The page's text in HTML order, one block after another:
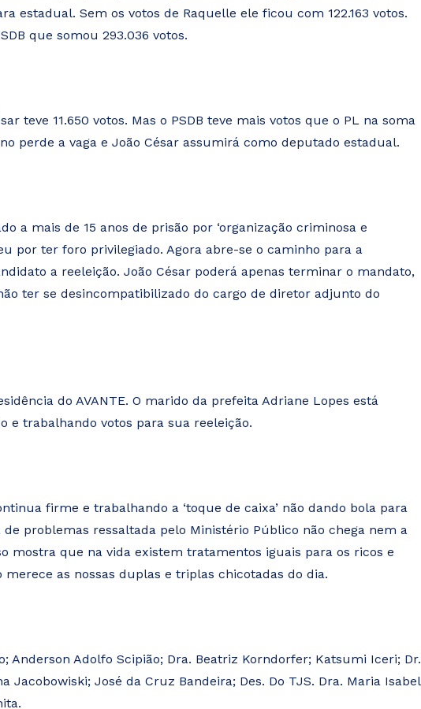
estadual. Sem os votos de Raquelle ele ficou com 122.163 votos.
que somou 293.036 votos.
teve 11.650 votos. Mas o PSDB teve mais votos que o PL na soma
perde a vaga e João César assumirá como deputado estadual.
a mais de 15 anos de prisão por ‘organização criminosa e
por ter foro privilegiado. Agora abre-se o caminho para a
a reeleição. João César poderá apenas terminar o mandato,
ter se desincompatibilizado do cargo de diretor adjunto do
do AVANTE. O marido da prefeita Adriane Lopes está
trabalhando votos para sua reeleição.
firme e trabalhando a ‘toque de caixa’ não dando bola para
problemas ressaltada pelo Ministério Público não chega nem a
mostra que na vida existem tratamentos iguais para os ricos e
merece as nossas duplas e triplas chicotadas do dia.
Anderson Adolfo Scipião; Dra. Beatriz Korndorfer; Katsumi Iceri; Dr.
Jacobowiski; José da Cruz Bandeira; Des. Do TJS. Dra. Maria Isabel